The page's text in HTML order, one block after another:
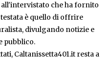
all'intervistato che ha fornito
è quello di offrire
divulgando notizie e
pubblico.
Caltanissetta401.it resta a